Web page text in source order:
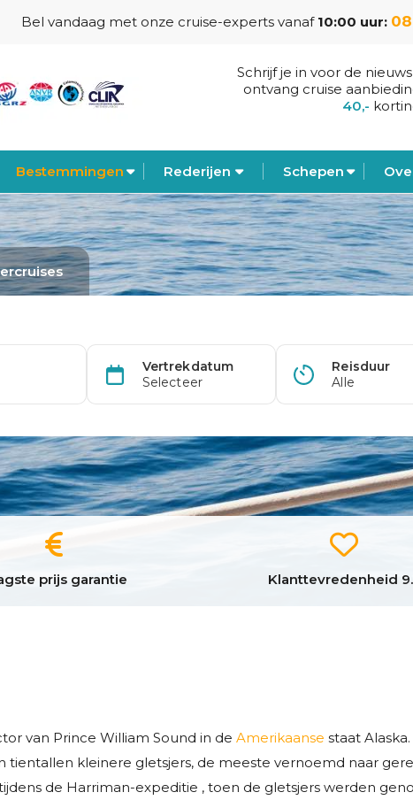
Bel vandaag met onze cruise-experts vanaf 10:00 uur:
Schrijf je in voor de
ontvang cruise
40,-
Bestemmingen Rederijen Schepen
prijs garantie Klanttevredenheid
van Prince William Sound in de Amerikaanse staat
tientallen kleinere gletsjers, de meeste vernoemd naar
de Harriman-expeditie , toen de gletsjers werden